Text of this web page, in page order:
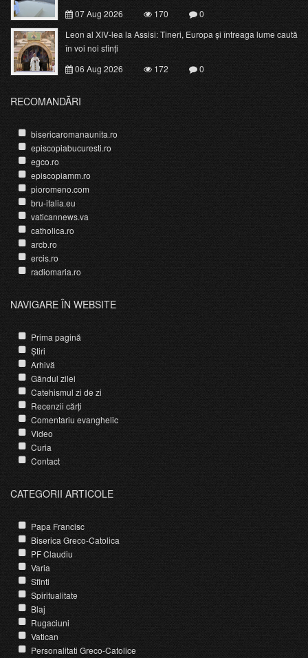
07 Aug 2026
170
0
Leon al XIV-lea la Assisi: Tineri, Europa și întreaga lume caută
în voi noi sfinți
06 Aug 2026
172 0
RECOMANDĂRI
bisericaromanaunita.ro
episcopiabucuresti.ro
egco.ro
episcopiamm.ro
pioromeno.com
bru-italia.eu
vaticannews.va
catholica.ro
arcb.ro
ercis.ro
radiomaria.ro
NAVIGARE ÎN WEBSITE
Prima pagină
Știri
Arhivă
Gândul zilei
Catehismul zi de zi
Recenzii cărți
Comentariu evanghelic
Video
Curia
Contact
CATEGORII ARTICOLE
Papa Francisc
Biserica Greco-Catolica
PF Claudiu
Varia
Sfinti
Spiritualitate
Blaj
Rugaciuni
Vatican
Personalitati Greco-Catolice